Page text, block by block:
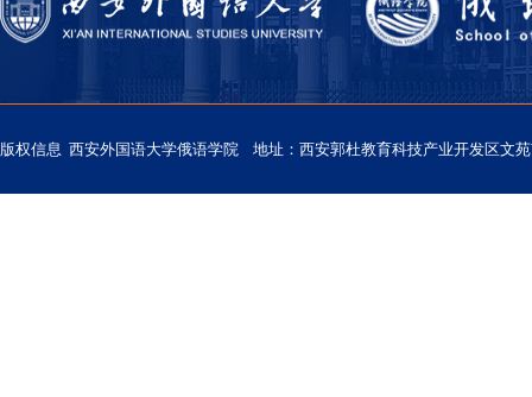
版权信息 西安外国语大学俄语学院 地址：西安郭杜教育科技产业开发区文